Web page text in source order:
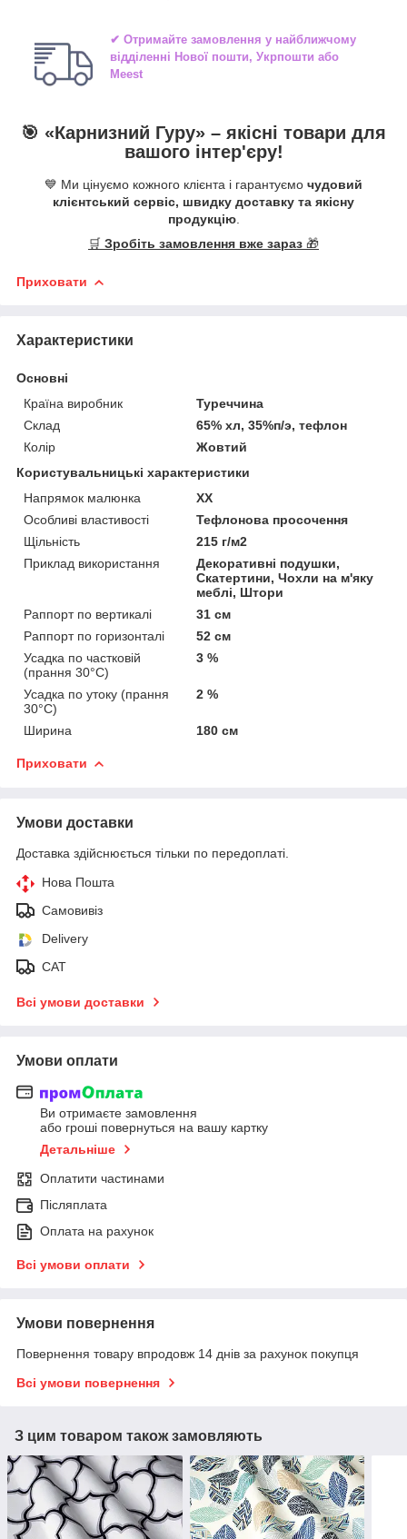
✔ Отримайте замовлення у найближчому
відділенні Нової пошти, Укрпошти або
Meest
🎯 «Карнизний Гуру» – якісні товари для
вашого інтер'єру!
💙 Ми цінуємо кожного клієнта і гарантуємо чудовий
клієнтський сервіс, швидку доставку та якісну
продукцію.
🛒 Зробіть замовлення вже зараз 🎁
Приховати
Характеристики
Основні
Країна виробник
Туреччина
Склад
65% хл, 35%п/э, тефлон
Колір
Жовтий
Користувальницькі характеристики
Напрямок малюнка
XX
Особливі властивості
Тефлонова просочення
Щільність
215 г/м2
Приклад використання
Декоративні подушки,
Скатертини, Чохли на м'яку
меблі, Штори
Раппорт по вертикалі
31 см
Раппорт по горизонталі
52 см
Усадка по частковій
(прання 30°C)
3 %
Усадка по утоку (прання
30°C)
2 %
Ширина 180 см
Приховати
Умови доставки
Доставка здійснюється тільки по передоплаті.
Нова Пошта
Самовивіз
Delivery
САТ
Всі умови доставки
Умови оплати
Ви отримаєте замовлення
або гроші повернуться на вашу картку
Детальніше
Оплатити частинами
Післяплата
Оплата на рахунок
Всі умови оплати
Умови повернення
Повернення товару впродовж 14 днів за рахунок покупця
Всі умови повернення
З цим товаром також замовляють